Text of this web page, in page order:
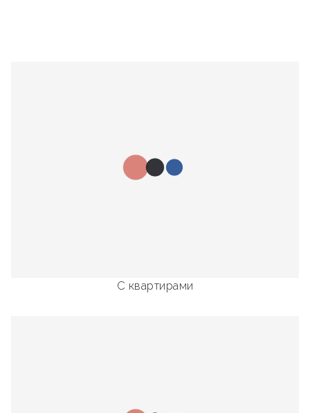
С квартирами